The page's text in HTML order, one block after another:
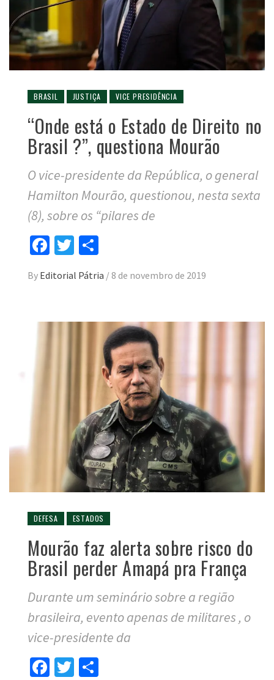
BRASIL JUSTIÇA VICE PRESIDÊNCIA
“Onde está o Estado de Direito no
Brasil ?”, questiona Mourão
O vice-presidente da República, o general
Hamilton Mourão, questionou, nesta sexta
(8), sobre os “pilares de
Facebook
Twitter
By Editorial Pátria /8 de novembro de 2019
DEFESA ESTADOS
Mourão faz alerta sobre risco do
Brasil perder Amapá pra França
Durante um seminário sobre a região
brasileira, evento apenas de militares , o
vice-presidente da
Facebook
Twitter